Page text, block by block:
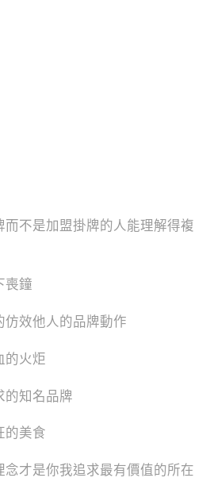
而不是加盟掛牌的人能理解得複
喪鐘
效他人的品牌動作
的火炬
的知名品牌
的美食
念才是你我追求最有價值的所在